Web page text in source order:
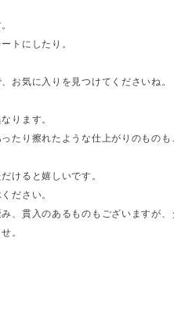
トにしたり。
お気に入りを見つけてくださいね。
ります。
たり擦れたような仕上がりのものも
けると嬉しいです。
ださい。
、貫入のあるものもございますが、
。